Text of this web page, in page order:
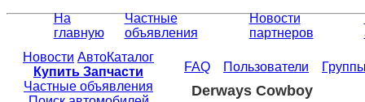
На
главную
Частные
объявления
Новости
партнеров
Новости АвтоКаталог
Купить Запчасти
Частные объявления
FAQ Пользователи
Derways Cowboy